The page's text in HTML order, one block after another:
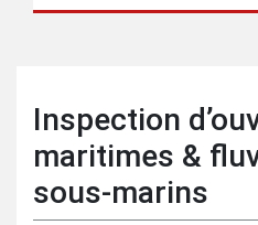
Inspection
maritimes &
sous-marins